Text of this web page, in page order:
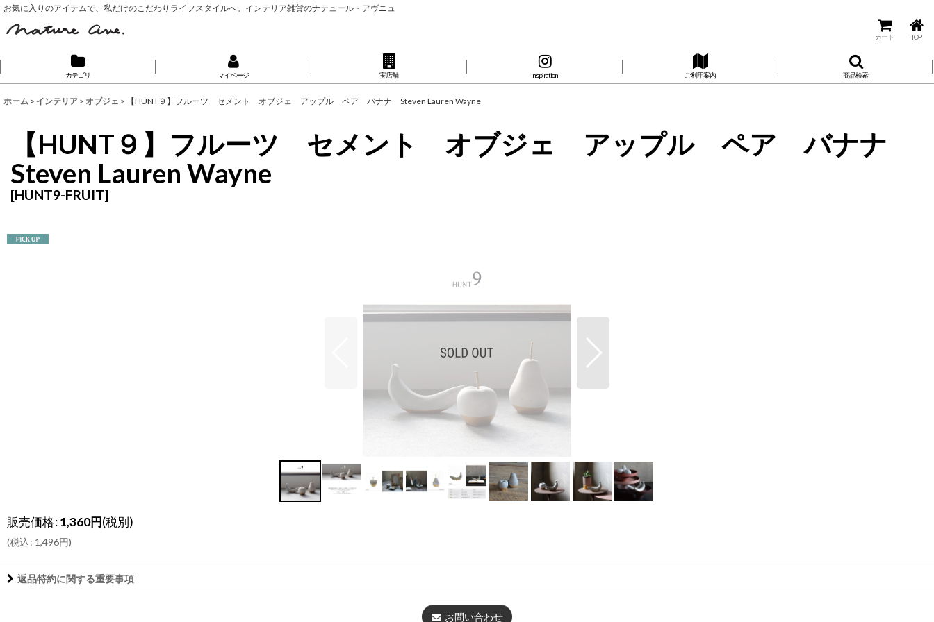
お気に入りのアイテムで、私だけのこだわりライフスタイルへ。インテリア雑貨のナテュール・アヴニュ
カート TOP
カテゴリ マイページ 実店舗 Inspiration ご利用案内 商品検索
ホーム > インテリア > オブジェ > 【HUNT９】フルーツ セメント オブジェ アップル ペア バナナ Steven Lauren Wayne
【HUNT９】フルーツ セメント オブジェ アップル ペア バナナ
Steven Lauren Wayne
[HUNT9-FRUIT]
販売価格:1,360円(税別)
(税込: 1,496円)
返品特約に関する重要事項
お問い合わせ